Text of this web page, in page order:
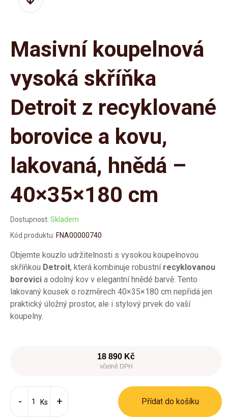
Masivní koupelnová
vysoká skříňka
Detroit z recyklované
borovice a kovu,
lakovaná, hnědá –
40×35×180 cm
Dostupnost: Skladem
Kód produktu: FNA00000740
Objemte kouzlo udržitelnosti s vysokou koupelnovou
skříňkou Detroit, která kombinuje robustní recyklovanou
borovici a odolný kov v elegantní hnědé barvě. Tento
lakovaný kousek o rozměrech 40×35×180 cm nepřidá jen
praktický úložný prostor, ale i stylový prvek do vaší
koupelny.
18 890 Kč
včetně DPH
Ks Přídat do košíku